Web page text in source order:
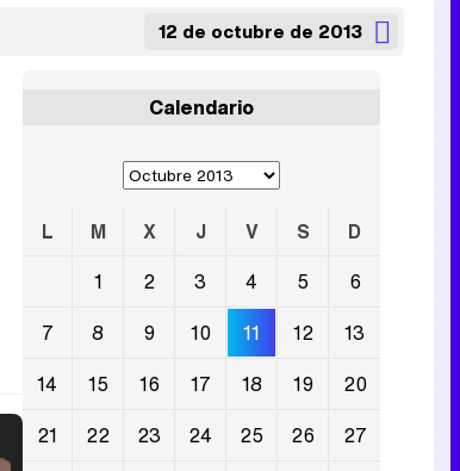
12 de octubre de 2013
Calendario
L M X J V S
D
1
2 3 4 5
6
7
8 9 10 11 12
13
14
15 16 17 18 19
20
21
22 23 24 25 26
27